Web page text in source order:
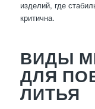
изделий, где
критична.
ВИДЫ
ДЛЯ
ЛИТЬЯ